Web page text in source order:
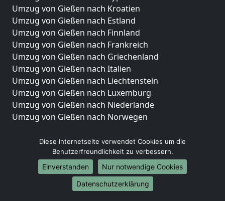
Umzug von Gießen nach Kroatien
Umzug von Gießen nach Estland
Umzug von Gießen nach Finnland
Umzug von Gießen nach Frankreich
Umzug von Gießen nach Griechenland
Umzug von Gießen nach Italien
Umzug von Gießen nach Liechtenstein
Umzug von Gießen nach Luxemburg
Umzug von Gießen nach Niederlande
Umzug von Gießen nach Norwegen
Umzüge-Deutschlandweit
Umzug von Gießen nach Berlin
Umzug von Gießen nach Hamburg
Umzug von Gießen nach München
Umzug von Gießen nach Köln
Diese Internetseite verwendet Cookies um die
Benutzerfreundlichkeit zu verbessern.
Einverstanden
Nur notwendige Cookies
Datenschutzerklärung